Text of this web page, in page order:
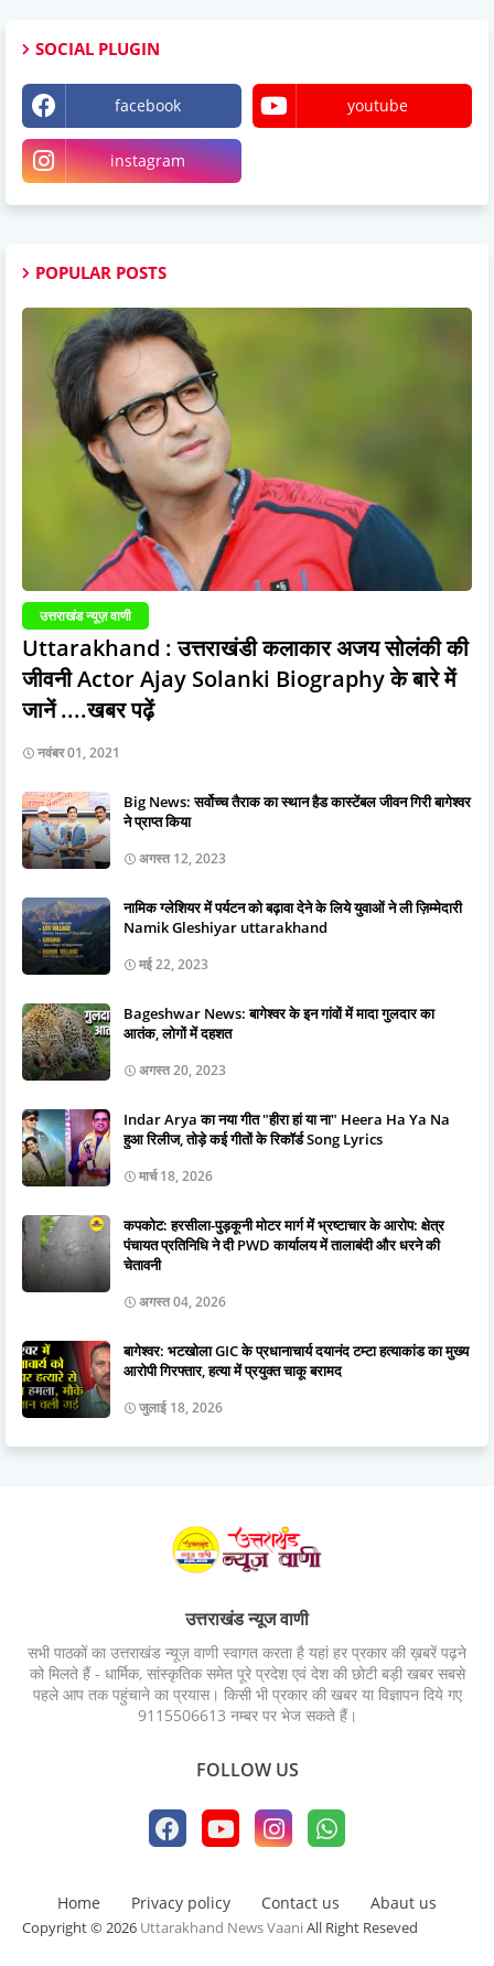
SOCIAL PLUGIN
facebook youtube
instagram
POPULAR POSTS
उत्तराखंड न्यूज़ वाणी
Uttarakhand : उत्तराखंडी कलाकार अजय सोलंकी की
जीवनी Actor Ajay Solanki Biography के बारे में
जानें ....खबर पढ़ें
नवंबर 01, 2021
Big News: सर्वोच्च तैराक का स्थान हैड कास्टेंबल जीवन गिरी बागेश्वर
ने प्राप्त किया
अगस्त 12, 2023
नामिक ग्लेशियर में पर्यटन को बढ़ावा देने के लिये युवाओं ने ली ज़िम्मेदारी
Namik Gleshiyar uttarakhand
मई 22, 2023
Bageshwar News: बागेश्वर के इन गांवों में मादा गुलदार का
आतंक, लोगों में दहशत
अगस्त 20, 2023
Indar Arya का नया गीत "हीरा हां या ना" Heera Ha Ya Na
हुआ रिलीज, तोड़े कई गीतों के रिकॉर्ड Song Lyrics
मार्च 18, 2026
कपकोट: हरसीला-पुड़कूनी मोटर मार्ग में भ्रष्टाचार के आरोप: क्षेत्र
पंचायत प्रतिनिधि ने दी PWD कार्यालय में तालाबंदी और धरने की
चेतावनी
अगस्त 04, 2026
बागेश्वर: भटखोला GIC के प्रधानाचार्य दयानंद टम्टा हत्याकांड का मुख्य
आरोपी गिरफ्तार, हत्या में प्रयुक्त चाकू बरामद
जुलाई 18, 2026
उत्तराखंड न्यूज वाणी
सभी पाठकों का उत्तराखंड न्यूज़ वाणी स्वागत करता है यहां हर प्रकार की ख़बरें पढ़ने
को मिलते हैं - धार्मिक, सांस्कृतिक समेत पूरे प्रदेश एवं देश की छोटी बड़ी खबर सबसे
पहले आप तक पहुंचाने का प्रयास। किसी भी प्रकार की खबर या विज्ञापन दिये गए
9115506613 नम्बर पर भेज सकते हैं।
FOLLOW US
Home Privacy policy Contact us Abaut us
Copyright © 2026 Uttarakhand News Vaani All Right Reseved